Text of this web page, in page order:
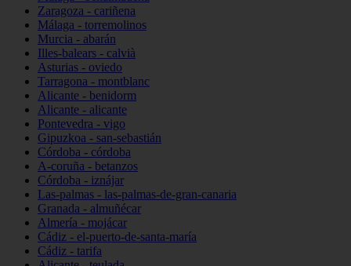
Zaragoza - cariñena
Málaga - torremolinos
Murcia - abarán
Illes-balears - calvià
Asturias - oviedo
Tarragona - montblanc
Alicante - benidorm
Alicante - alicante
Pontevedra - vigo
Gipuzkoa - san-sebastián
Córdoba - córdoba
A-coruña - betanzos
Córdoba - iznájar
Las-palmas - las-palmas-de-gran-canaria
Granada - almuñécar
Almería - mojácar
Cádiz - el-puerto-de-santa-maría
Cádiz - tarifa